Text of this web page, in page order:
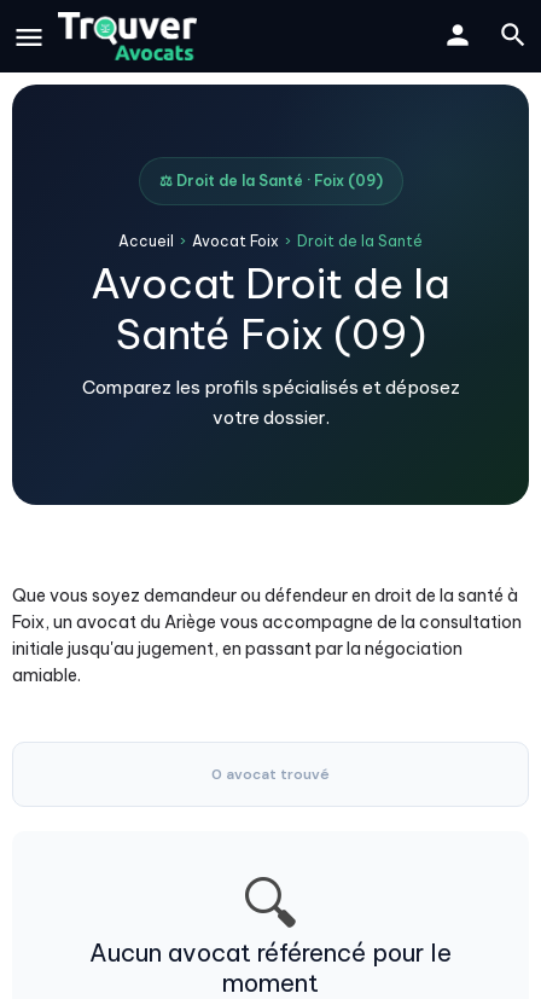
⚖️ Droit de la Santé · Foix (09)
Accueil › Avocat Foix › Droit de la Santé
Avocat Droit de la
Santé Foix (09)
Comparez les profils spécialisés et déposez
votre dossier.
Que vous soyez demandeur ou défendeur en droit de la santé à
Foix, un avocat du Ariège vous accompagne de la consultation
initiale jusqu'au jugement, en passant par la négociation
amiable.
0 avocat trouvé
🔍
Aucun avocat référencé pour le
moment